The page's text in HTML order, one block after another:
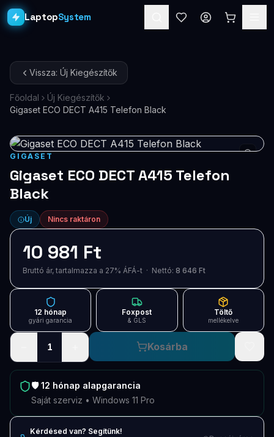
LaptopSystem
Asztali PC-k
Workstation PRO
Monitorok
Kiegészítők
Akciók
Ajándékkártya
Szolgáltatások
Új termékek
Keresés
Vissza: Új Kiegészítők
Főoldal
Új Kiegészítők
Gigaset ECO DECT A415 Telefon Black
GIGASET
Gigaset ECO DECT A415 Telefon
Black
Új Nincs raktáron
10 981 Ft
Bruttó ár, tartalmazza a 27% ÁFÁ-t · Nettó: 8 646 Ft
12 hónap
gyári garancia
Foxpost
& GLS
Töltő
mellékelve
1 Kosárba
🛡️12 hónap alapgarancia
Saját szerviz • Windows 11 Pro
Kérdésed van? Segítünk!